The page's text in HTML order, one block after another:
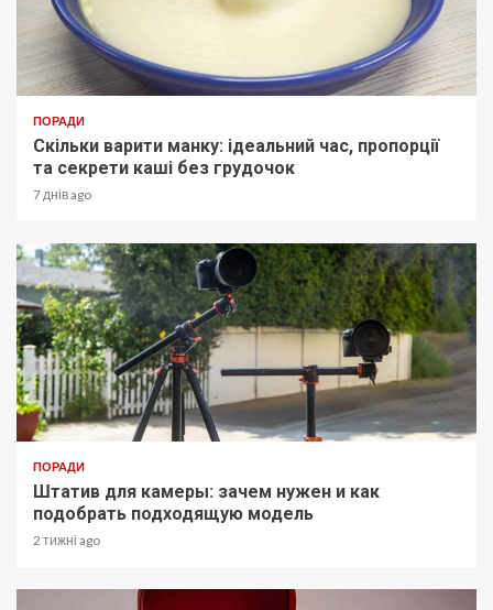
ПОРАДИ
Скільки варити манку: ідеальний час, пропорції
та секрети каші без грудочок
7 днів ago
ПОРАДИ
Штатив для камеры: зачем нужен и как
подобрать подходящую модель
2 тижні ago